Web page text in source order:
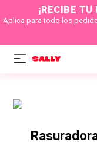
¡RECIBE
Aplica para todo los